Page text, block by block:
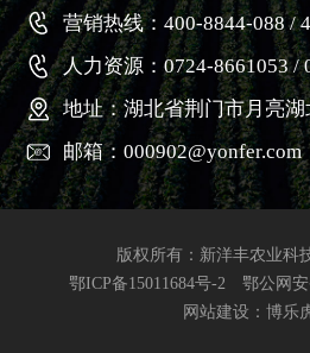
营销热线：400-8844-088 /
人力资源：0724-8661053 /
地址：湖北省荆门市月亮
邮箱：000902@yonfer.com
版权所有：新洋丰农业科
鄂ICP备15011684号-2 鄂公网安
网站建设 ：博乐